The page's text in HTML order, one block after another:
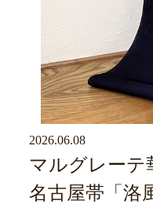
2026.06.08
マルグレーテ
名古屋帯「洛